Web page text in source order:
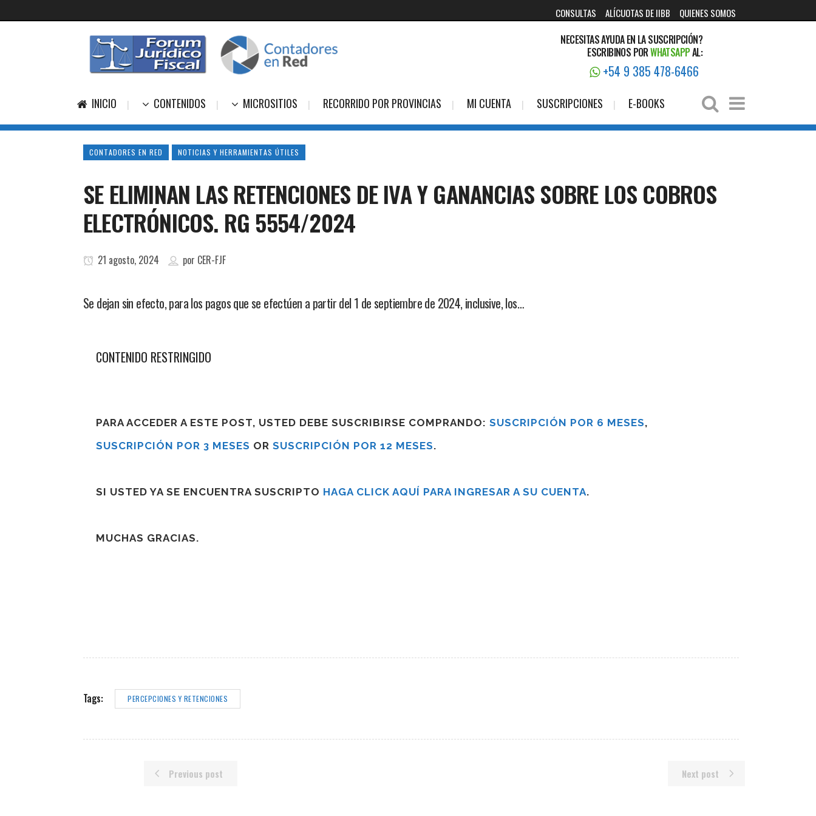
CONSULTAS ALÍCUOTAS DE IIBB QUIENES SOMOS
NECESITAS AYUDA EN LA SUSCRIPCIÓN?
ESCRIBINOS PORWHATSAPPAL:
+54 9 385 478-6466
INICIO CONTENIDOS MICROSITIOS RECORRIDO POR PROVINCIAS MI CUENTA SUSCRIPCIONES E-BOOKS
CONTADORES EN RED NOTICIAS Y HERRAMIENTAS ÚTILES
SE ELIMINAN LAS RETENCIONES DE IVA Y GANANCIAS SOBRE LOS COBROS
ELECTRÓNICOS. RG 5554/2024
21 agosto, 2024 por CER-FJF
Se dejan sin efecto, para los pagos que se efectúen a partir del 1 de septiembre de 2024, inclusive, los…
CONTENIDO RESTRINGIDO
PARA ACCEDER A ESTE POST, USTED DEBE SUSCRIBIRSE COMPRANDO: SUSCRIPCIÓN POR 6 MESES,
SUSCRIPCIÓN POR 3 MESES OR SUSCRIPCIÓN POR 12 MESES.
SI USTED YA SE ENCUENTRA SUSCRIPTO HAGA CLICK AQUÍ PARA INGRESAR A SU CUENTA.
MUCHAS GRACIAS.
Tags: PERCEPCIONES Y RETENCIONES
Previous post Next post